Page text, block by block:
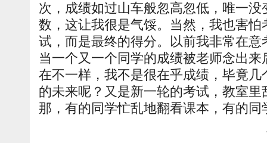
次，成绩如过山车般忽高忽低，唯一
数，这让我很是气馁。当然，我也害
试，而是最终的得分。以前我非常在
当一个又一个同学的成绩被老师念出
在不一样，我不是很在乎成绩，毕竟
的未来呢？又是新一轮的考试，教室
那，有的同学忙乱地翻看课本，有的同